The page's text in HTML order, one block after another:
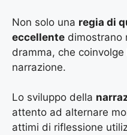
Non solo una regia di
eccellente dimostrano
dramma, che
narrazione.
Lo sviluppo della
attento ad alternare
attimi di riflessione